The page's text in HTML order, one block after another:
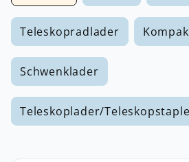
Teleskopradlader
Schwenklader
Teleskoplader/